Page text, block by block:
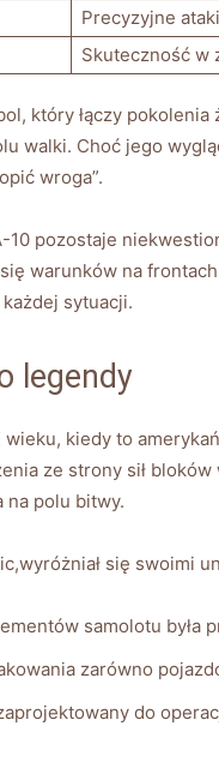
Precyzyjne
Skuteczność w
który łączy
walki. ⁤Choć​ jego
wroga”.
pozostaje
warunków na
sytuacji.
legendy
kiedy ⁢to
ze strony sił
na polu bitwy.
⁢się swoimi
samolotu​ była
‌zarówno
do